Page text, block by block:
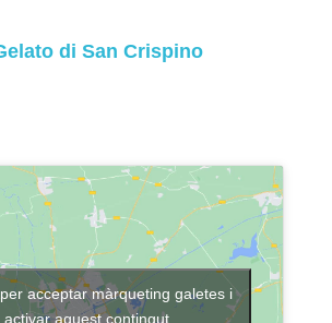
di San Crispino
acceptar màrqueting galetes i
activar aquest contingut